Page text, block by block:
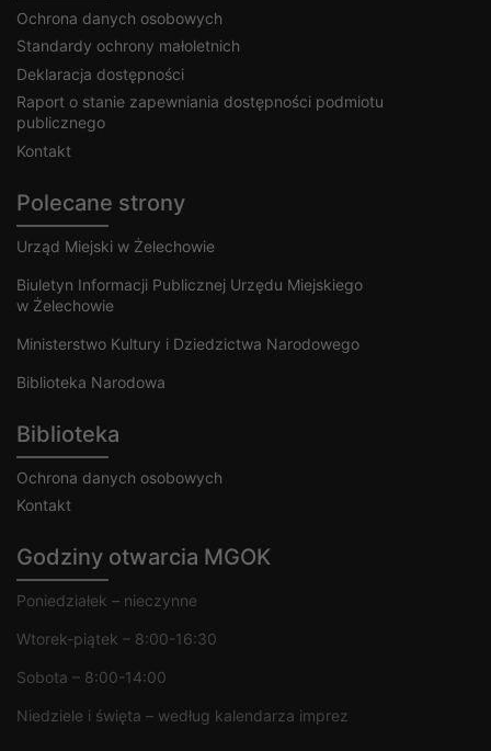
Ochrona danych osobowych
Standardy ochrony małoletnich
Deklaracja dostępności
Raport o stanie zapewniania dostępności podmiotu
publicznego
Kontakt
Polecane strony
Urząd Miejski w Żelechowie
Biuletyn Informacji Publicznej Urzędu Miejskiego
w Żelechowie
Ministerstwo Kultury i Dziedzictwa Narodowego
Biblioteka Narodowa
Biblioteka
Ochrona danych osobowych
Kontakt
Godziny otwarcia MGOK
Poniedziałek – nieczynne
Wtorek-piątek – 8:00-16:30
Sobota – 8:00-14:00
Niedziele i święta – według kalendarza imprez